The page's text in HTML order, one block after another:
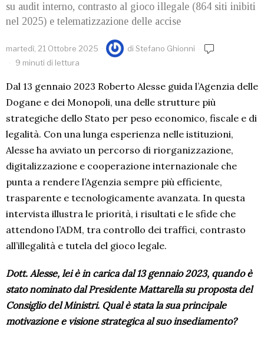
su audit interno, contrasto al gioco illegale (864 siti inibiti
nel 2025) e telematizzazione delle accise
martedì, 21 Ottobre 2025 di Stefano Ghionni
9 minuti di lettura
Dal 13 gennaio 2023 Roberto Alesse guida l’Agenzia delle
Dogane e dei Monopoli, una delle strutture più
strategiche dello Stato per peso economico, fiscale e di
legalità. Con una lunga esperienza nelle istituzioni,
Alesse ha avviato un percorso di riorganizzazione,
digitalizzazione e cooperazione internazionale che
punta a rendere l’Agenzia sempre più efficiente,
trasparente e tecnologicamente avanzata. In questa
intervista illustra le priorità, i risultati e le sfide che
attendono l’ADM, tra controllo dei traffici, contrasto
all’illegalità e tutela del gioco legale.
Dott. Alesse, lei è in carica dal 13 gennaio 2023, quando è
stato nominato dal Presidente Mattarella su proposta del
Consiglio del Ministri. Qual è stata la sua principale
motivazione e visione strategica al suo insediamento?